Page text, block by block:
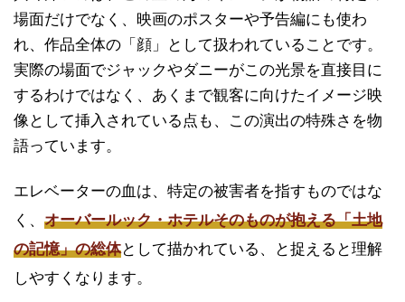
場面だけでなく、映画のポスターや予告編にも使わ
れ、作品全体の「顔」として扱われていることです。
実際の場面でジャックやダニーがこの光景を直接目に
するわけではなく、あくまで観客に向けたイメージ映
像として挿入されている点も、この演出の特殊さを物
語っています。
エレベーターの血は、特定の被害者を指すものではな
く、 オーバールック・ホテルそのものが抱える「土地
の記憶」の総体として描かれている、と捉えると理解
しやすくなります。